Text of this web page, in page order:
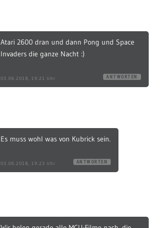
Atari 2600 dran und dann Pong und Space
Invaders die ganze Nacht :)
03.06.2018, 19:21 Uhr ANTWORTEN
Es muss wohl was von Kubrick sein.
03.06.2018, 19:23 Uhr ANTWORTEN